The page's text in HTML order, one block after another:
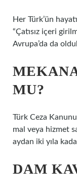
Her Türk’ün
“Çatısız içeri
Avrupa’da da
MU?
Türk Ceza
mal veya hizmet
aydan iki yıla
DAM